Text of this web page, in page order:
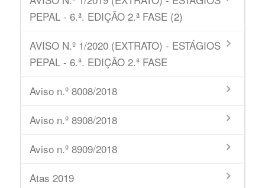
PEPAL - 6.ª. EDIÇÃO 2.ª FASE (2)
AVISO N.º 1/2020 (EXTRATO) - ESTÁGIOS
PEPAL - 6.ª. EDIÇÃO 2.ª FASE
Aviso n.º 8008/2018
Aviso n.º 8908/2018
Aviso n.º 8909/2018
Atas 2019